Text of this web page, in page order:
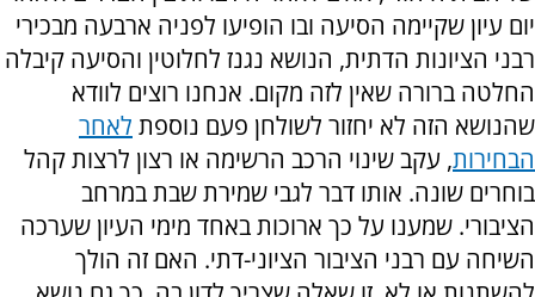
יום עיון שקיימה הסיעה ובו הופיעו לפניה ארבעה מבכירי
רבני הציונות הדתית, הנושא נגנז לחלוטין והסיעה קיבלה
החלטה ברורה שאין לזה מקום. אנחנו רוצים לוודא
שהנושא הזה לא יחזור לשולחן פעם נוספת לאחר
הבחירות, עקב שינוי הרכב הרשימה או רצון לרצות קהל
בוחרים שונה. אותו דבר לגבי שמירת שבת במרחב
הציבורי. שמענו על כך ארוכות באחד מימי העיון שערכה
השיחה עם רבני הציבור הציוני-דתי. האם זה הולך